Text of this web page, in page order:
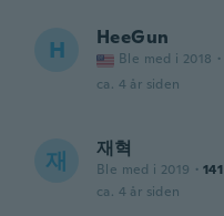
H HeeGun
Ble med i 2018 ·
ca. 4 år siden
재 재혁
Ble med i 2019 · 141
ca. 4 år siden